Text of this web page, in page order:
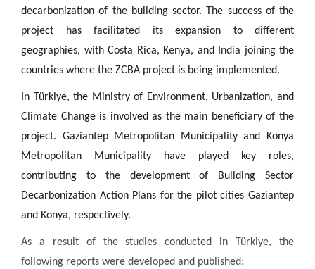
decarbonization of the building sector. The success of the
project has facilitated its expansion to different
geographies, with Costa Rica, Kenya, and India joining the
countries where the ZCBA project is being implemented.
In Türkiye, the Ministry of Environment, Urbanization, and
Climate Change is involved as the main beneficiary of the
project. Gaziantep Metropolitan Municipality and Konya
Metropolitan Municipality have played key roles,
contributing to the development of Building Sector
Decarbonization Action Plans for the pilot cities Gaziantep
and Konya, respectively.
As a result of the studies conducted in Türkiye, the
following reports were developed and published: